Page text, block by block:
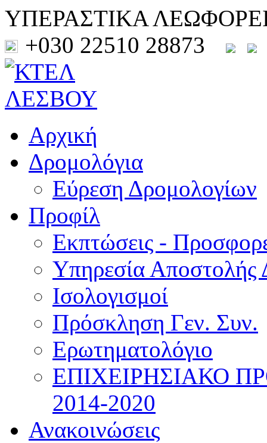
ΥΠΕΡΑΣΤΙΚΑ
+030 22510 28873
Αρχική
Δρομολόγια
Εύρεση Δρομολογίων
Προφίλ
Εκπτώσεις -
Υπηρεσία Αποστολής
Ισολογισμοί
Πρόσκληση Γεν. Συν.
Ερωτηματολόγιο
ΕΠΙΧΕΙΡΗΣΙΑΚΟ
2014-2020
Ανακοινώσεις